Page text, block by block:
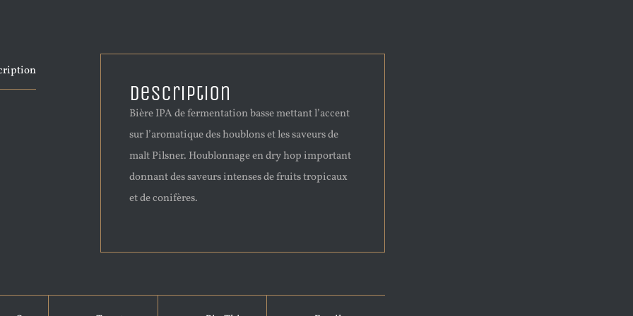
Description
Bière IPA de fermentation basse mettant l’accent
sur l’aromatique des houblons et les saveurs de
malt Pilsner. Houblonnage en dry hop important
donnant des saveurs intenses de fruits tropicaux
et de conifères.